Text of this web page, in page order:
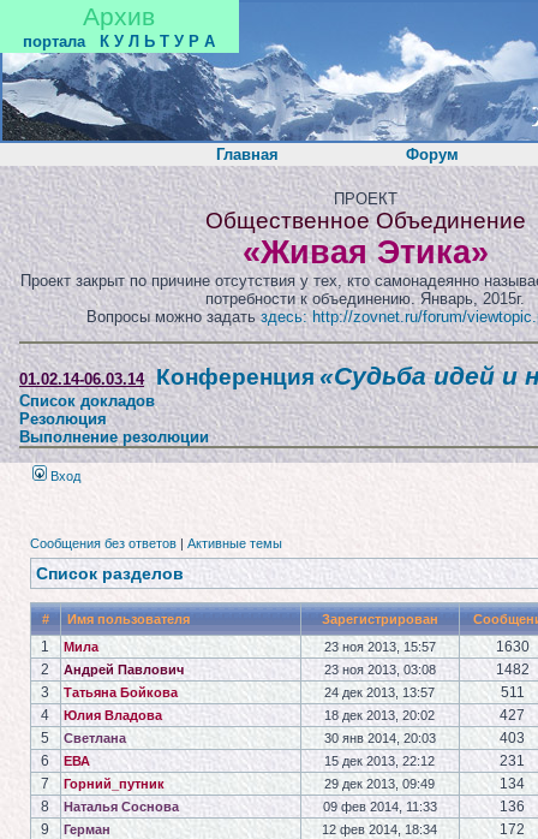
Архив
портала К У Л Ь Т У Р А
Главная Форум
ПРОЕКТ
Общественное Объединение
«Живая Этика»
Проект закрыт по причине отсутствия у тех, кто самонадеянно
потребности к объединению. Январь, 2015г.
Вопросы можно задатьздесь: http://zovnet.ru/forum/
01.02.14-06.03.14 Конференция«Судьба идей и
Список докладов
Резолюция
Выполнение резолюции
Вход
Сообщения без ответов | Активные темы
Список разделов
# Имя пользователя Зарегистрирован
1 Мила 23 ноя 2013, 15:57
1630
2
Андрей Павлович 23 ноя 2013, 03:08
1482
3
Татьяна Бойкова 24 дек 2013, 13:57
511
4
Юлия Владова 18 дек 2013, 20:02
427
5
Светлана 30 янв 2014, 20:03
403
6
ЕВА 15 дек 2013, 22:12
231
7
Горний_путник 29 дек 2013, 09:49
134
8
Наталья Соснова 09 фев 2014, 11:33
136
9
Герман 12 фев 2014, 18:34
172